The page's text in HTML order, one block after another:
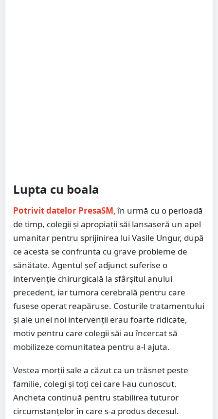
Lupta cu boala
Potrivit datelor PresaSM,în urmă cu o perioadă
de timp, colegii și apropiații săi lansaseră un apel
umanitar pentru sprijinirea lui Vasile Ungur, după
ce acesta se confrunta cu grave probleme de
sănătate. Agentul șef adjunct suferise o
intervenție chirurgicală la sfârșitul anului
precedent, iar tumora cerebrală pentru care
fusese operat reapăruse. Costurile tratamentului
și ale unei noi intervenții erau foarte ridicate,
motiv pentru care colegii săi au încercat să
mobilizeze comunitatea pentru a-l ajuta.
Vestea morții sale a căzut ca un trăsnet peste
familie, colegi și toți cei care l-au cunoscut.
Ancheta continuă pentru stabilirea tuturor
circumstanțelor în care s-a produs decesul.